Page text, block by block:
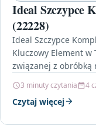
Ideal Szczypce
(22228)
Ideal Szczypce
Kluczowy Element w
związanej z
3 minuty czytania 4
Czytaj więcej